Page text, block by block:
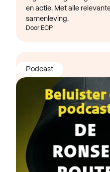
en actie. Met alle
samenleving.
Door ECP
Podcast